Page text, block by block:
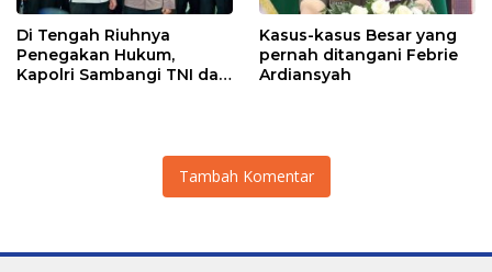
Di Tengah Riuhnya
Penegakan Hukum,
Kapolri Sambangi TNI dan
Kasus-kasus Besar yang
pernah ditangani Febrie
Ardiansyah
Tambah Komentar